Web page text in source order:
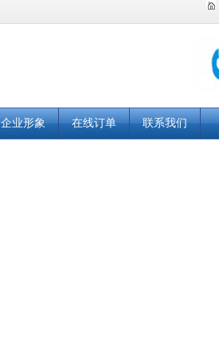
企业形象 在线订单 联系我们